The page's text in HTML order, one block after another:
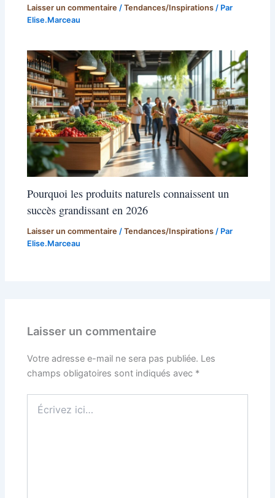
Laisser un commentaire /Tendances/Inspirations / Par
Elise.Marceau
Pourquoi les produits naturels connaissent un
succès grandissant en 2026
Laisser un commentaire /Tendances/Inspirations / Par
Elise.Marceau
Laisser un commentaire
Votre adresse e-mail ne sera pas publiée. Les
champs obligatoires sont indiqués avec *
ici…